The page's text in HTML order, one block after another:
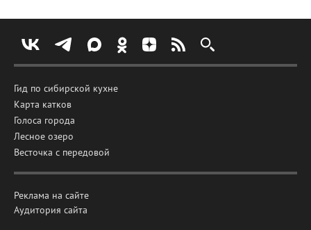
Гид по сибирской кухне
Карта катков
Голоса города
Лесное озеро
Весточка с передовой
Реклама на сайте
Аудитория сайта